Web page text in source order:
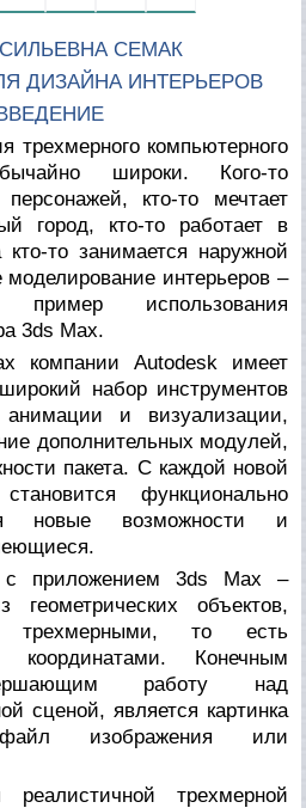
СЕМАК
ДИЗАЙНА ИНТЕРЬЕРОВ
трехмерного компьютерного
широки. Кого-то
персонажей, кто-то мечтает
город, кто-то работает в
то занимается наружной
интерьеров –
пример использования
3ds Max.
компании Autodesk имеет
набор инструментов
и визуализации,
дополнительных модулей,
пакета. С каждой новой
функционально
новые возможности и
с приложением 3ds Max –
объектов,
трехмерными, то есть
координатами. Конечным
работу над
сценой, является картинка
изображения или
реалистичной трехмерной